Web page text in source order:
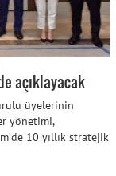
açıklayacak
üyelerinin
yönetimi,
10 yıllık stratejik